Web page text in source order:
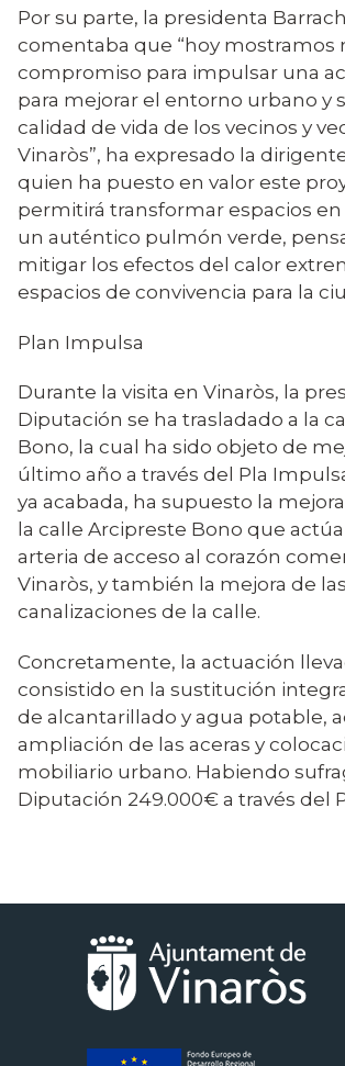
Por su parte, la presidenta
comentaba que “hoy mostramos
compromiso para impulsar una
para mejorar el entorno urbano y
calidad de vida de los vecinos y
Vinaròs”, ha expresado la
quien ha puesto en valor este
permitirá transformar espacios en
un auténtico pulmón verde,
mitigar los efectos del calor
espacios de convivencia para la
Plan Impulsa
Durante la visita en Vinaròs, la
Diputación se ha trasladado a la
Bono, la cual ha sido objeto de
último año a través del Pla
ya acabada, ha supuesto la
la calle Arcipreste Bono que
arteria de acceso al corazón
Vinaròs, y también la mejora de las
canalizaciones de la calle.
Concretamente, la actuación
consistido en la sustitución
de alcantarillado y agua potable,
ampliación de las aceras y
mobiliario urbano. Habiendo
Diputación 249.000€ a través del